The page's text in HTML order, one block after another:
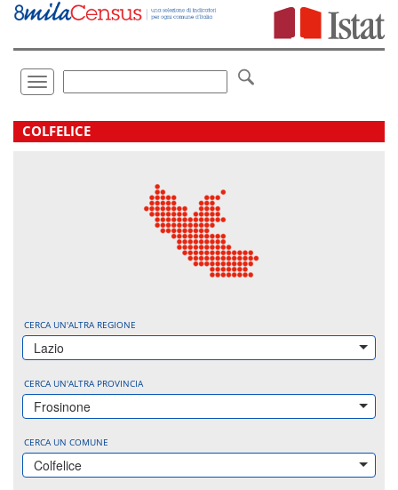
Vai
direttamente
Toggle
navigation
.
COLFELICE
CERCA UN'ALTRA REGIONE
Lazio
CERCA UN'ALTRA PROVINCIA
Frosinone
CERCA UN COMUNE
Colfelice